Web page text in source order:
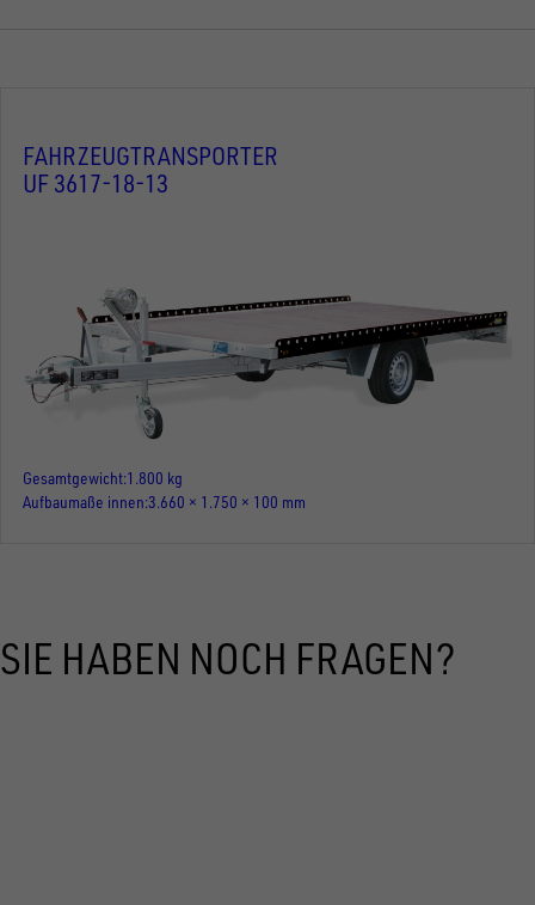
FAHRZEUGTRANSPORTER
UF 3617-18-13
Gesamtgewicht 1.800 kg
Aufbaumaße innen 3.660 × 1.750 × 100 mm
SIE HABEN NOCH FRAGEN?